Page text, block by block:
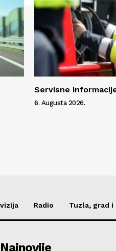
Servisne
6. Augusta 2026.
Radio Tuzla, grad i
Najnovije